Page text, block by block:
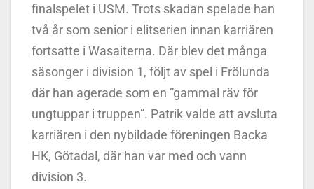
finalspelet i USM. Trots skadan spelade han
två år som senior i elitserien innan karriären
fortsatte i Wasaiterna. Där blev det många
säsonger i division 1, följt av spel i Frölunda
där han agerade som en ”gammal räv för
ungtuppar i truppen”. Patrik valde att avsluta
karriären i den nybildade föreningen Backa
HK, Götadal, där han var med och vann
division 3.